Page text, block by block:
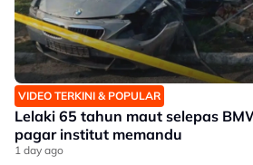
VIDEO TERKINI & POPULAR
Lelaki 65 tahun maut selepas
pagar institut memandu
1 day ago